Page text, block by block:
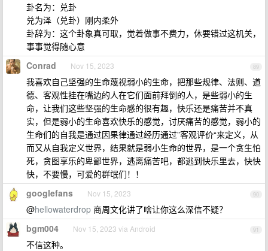
卦名为：兑卦
兑为泽（兑卦）刚内柔外
卦辞为：这个卦象真可取，觉着做事不费力，休要错过这机关，
事事觉得随心意
89
Conrad Nov 15, 2023
我喜欢自己坚强的生命蔑视弱小的生命，把那些规律、法则、道
德、客观性挂在嘴边的人在它们面前拜倒的人，是些弱小的生
命，让我们这些坚强的生命感的很有趣，快乐还是痛苦并不真
实，但是弱小的生命喜欢快乐的感觉，讨厌痛苦的感觉，弱小的
生命们的自我是通过因果律通过经历通过”客观评价“来定义，从
而又从自我定义世界，结果就是弱小生命的世界，是一个贪生怕
死，贪图享乐的卑鄙世界，逃离痛苦吧，都逃到快乐里去，快快
快，不要慢，可爱的群氓们！！
90
googlefans Nov 15, 2023
@hellowaterdrop 商周文化讲了啥让你这么深信不疑？
91
bgm004 Nov 15, 2023 via Android
不信这种。